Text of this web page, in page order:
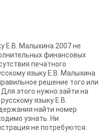
Е.В. Малыхина 2007 не
финансовых
печатного
языку Е.В. Малыхина
решение того или
этого нужно зайти на
языку Е.В.
найти номер
узнать. Ни
не потребуются.